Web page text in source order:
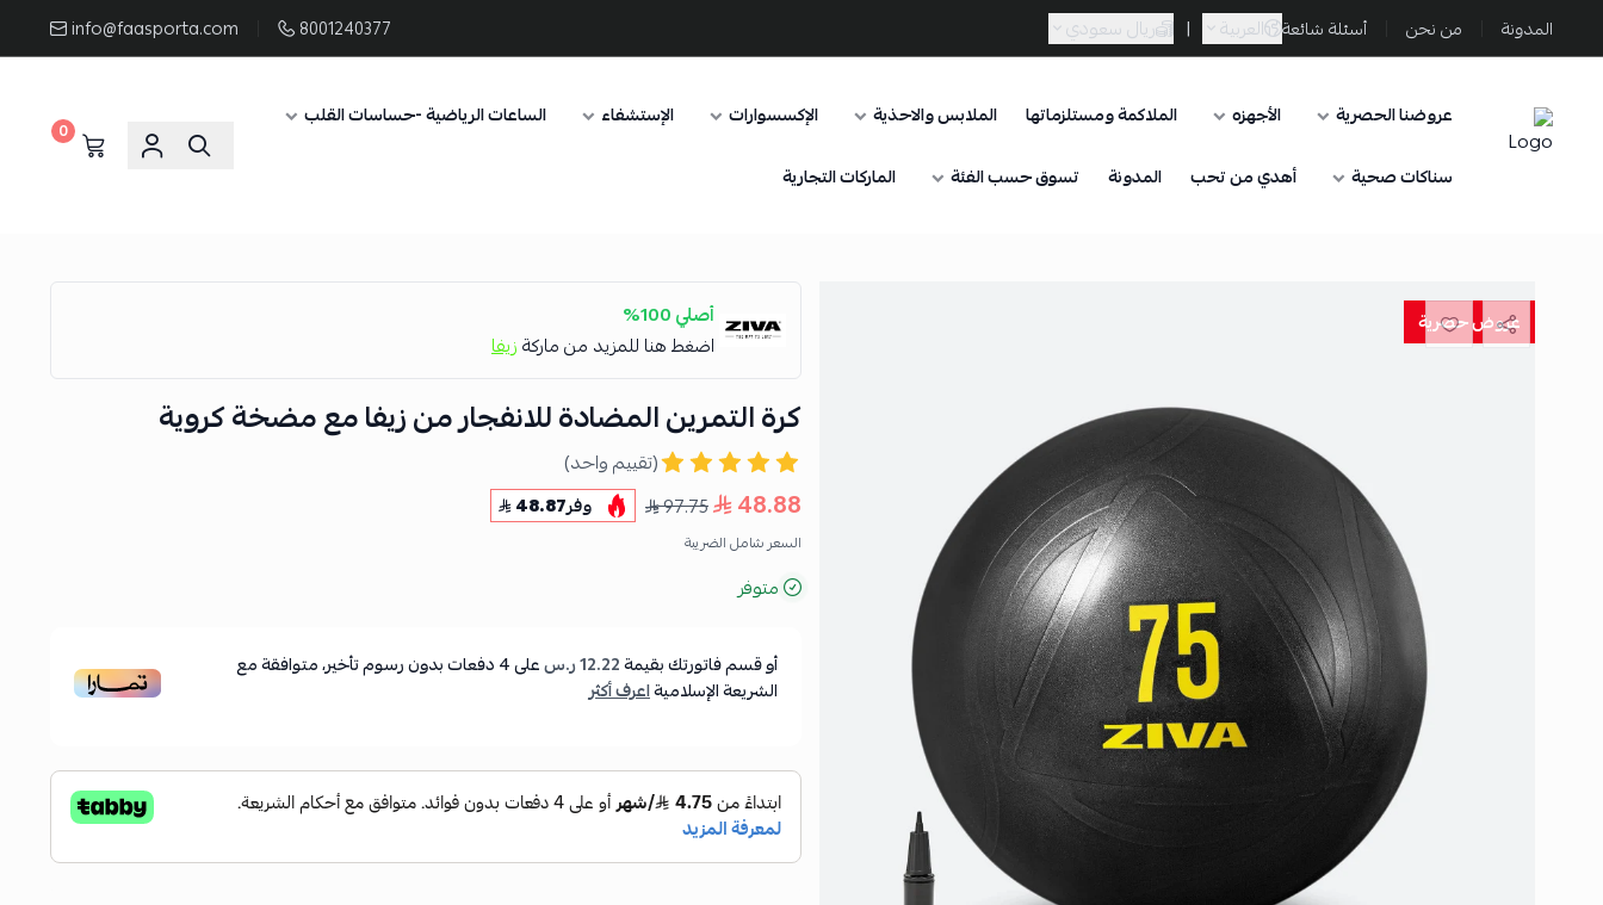
المدونة من نحن أسئلة شائعة العربية | ريال سعودي 8001240377
info@faasporta.com
Sporta
عروضنا الحصرية الأجهزه الملاكمة ومستلزماتها الملابس والاحذية الإكسسوارات الإستشفاء
الساعات الرياضية -حساسات القلب
سناكات صحية
أهدي من تحب المدونة تسوق حسب الفئة الماركات التجارية
0
عروض حصرية
أصلي 100%
اضغط هنا للمزيد من ماركةزيفا
كرة التمرين المضادة للانفجار من زيفا مع مضخة كروية
(تقييم واحد)
48.88
97.75 وفر48.87
السعر شامل الضريبة
متوفر
أو قسم فاتورتك بقيمة12.22 ر.س على4دفعات بدون رسوم تأخير، متوافقة مع
الشريعة الإسلاميةاعرف أكثر